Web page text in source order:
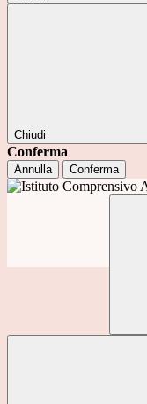
Chiudi
Conferma
Annulla Conferma